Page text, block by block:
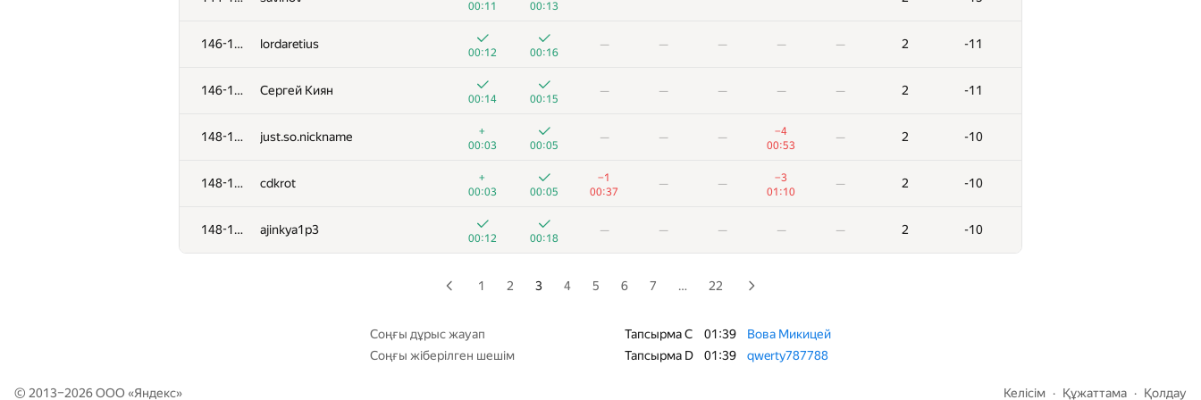
00:11 00:13
146-147 lordaretius
00:12 00:16
— — — — — 2 -11
146-147 Сергей Киян
00:14 00:15
— — — — — 2 -11
148-150 just.so.nickname
+
00:03
00:05
— — —
−4
00:53
— 2 -10
148-150 cdkrot
+
00:03
00:05
−1
00:37
— —
−3
01:10
— 2 -10
148-150 ajinkya1p3
00:12 00:18
— — — — — 2 -10
deadman
00:05
00:11
01:27
3 184
112 pavelkalinnikov
+2
01:02
00:08
01:08
01:29
3 200
113 0x2207
00:07
00:12
+5
01:24
3 203
114 Вова Микицей
00:06
00:09
+6
01:39
— 3 215
115 Dima Levchenko
00:27
00:36
01:37
3 221
00:21
— —
−13
1 2 3 4 5 6 7 … 22
Соңғы дұрыс жауап Тапсырма C 01:39
Вова Микицей
Соңғы жіберілген шешім
Тапсырма D 01:39 qwerty787788
© 2013–2026 ООО «Яндекс» Келісім Құжаттама Қолдау